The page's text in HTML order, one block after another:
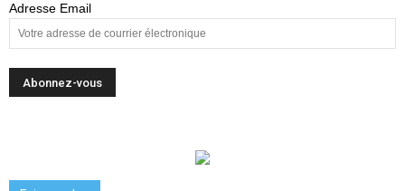
Adresse Email